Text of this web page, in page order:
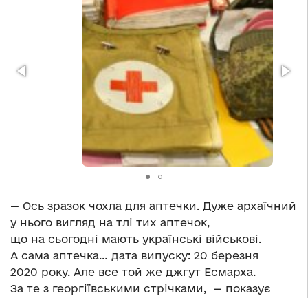
— Ось зразок чохла для аптечки. Дуже архаїчний
у нього вигляд на тлі тих аптечок,
що на сьогодні мають українські військові.
А сама аптечка… дата випуску: 20 березня
2020 року. Але все той же джгут Есмарха.
За те з георгіївськими стрічками, ­ — показує